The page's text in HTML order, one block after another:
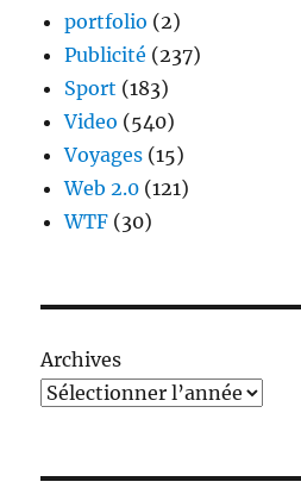
portfolio (2)
Publicité (237)
Sport (183)
Video (540)
Voyages (15)
Web 2.0 (121)
WTF (30)
Archives